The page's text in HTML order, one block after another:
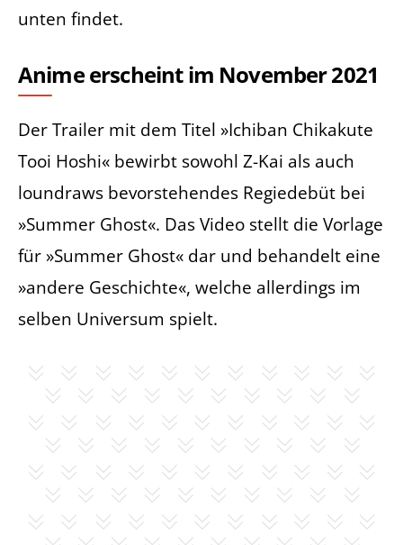
unten findet.
Anime erscheint im November 2021
Der Trailer mit dem Titel »Ichiban Chikakute
Tooi Hoshi« bewirbt sowohl Z-Kai als auch
loundraws bevorstehendes Regiedebüt bei
»Summer Ghost«. Das Video stellt die Vorlage
für »Summer Ghost« dar und behandelt eine
»andere Geschichte«, welche allerdings im
selben Universum spielt.